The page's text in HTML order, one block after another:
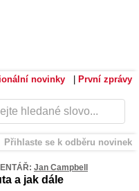
novinky První zprávy
Přihlaste se k odběru novinek
Jan Campbell
a jak dále